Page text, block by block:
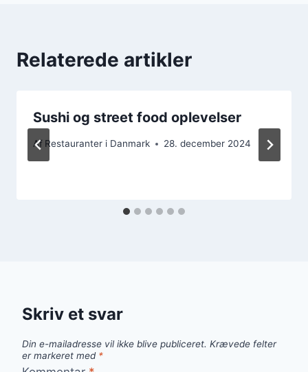
Relaterede artikler
Sushi og street food oplevelser
Af Restauranter i Danmark 28. december 2024
Skriv et svar
Din e-mailadresse vil ikke blive publiceret. Krævede felter
er markeret med *